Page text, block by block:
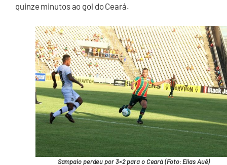
quinze minutos ao gol do Ceará.
Sampaio perdeu por 3×2 para o Ceará (Foto: Elias Auê)